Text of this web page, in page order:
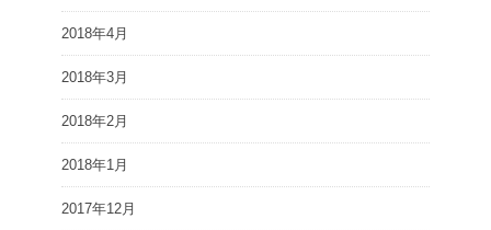
2018年4月
2018年3月
2018年2月
2018年1月
2017年12月